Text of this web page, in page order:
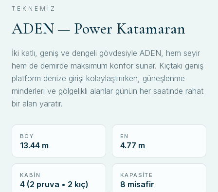
TEKNEMIZ
ADEN — Power Katamaran
İki katlı, geniş ve dengeli gövdesiyle ADEN, hem seyir
hem de demirde maksimum konfor sunar. Kıçtaki geniş
platform denize girişi kolaylaştırırken, güneşlenme
minderleri ve gölgelikli alanlar günün her saatinde rahat
bir alan yaratır.
BOY
13.44 m
EN
4.77 m
KABIN
4 (2 pruva • 2 kıç)
KAPASITE
8 misafir